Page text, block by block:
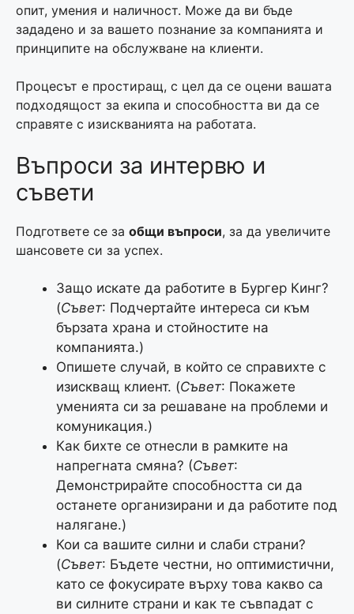
опит, умения и наличност. Може да ви бъде
зададено и за вашето познание за компанията и
принципите на обслужване на клиенти.
Процесът е простиращ, с цел да се оцени вашата
подходящост за екипа и способността ви да се
справяте с изискванията на работата.
Въпроси за интервю и
съвети
Подгответе се за общи въпроси, за да увеличите
шансовете си за успех.
Защо искате да работите в Бургер Кинг?
(Съвет: Подчертайте интереса си към
бързата храна и стойностите на
компанията.)
Опишете случай, в който се справихте с
изискващ клиент. (Съвет: Покажете
уменията си за решаване на проблеми и
комуникация.)
Как бихте се отнесли в рамките на
напрегната смяна? (Съвет:
Демонстрирайте способността си да
останете организирани и да работите под
налягане.)
Кои са вашите силни и слаби страни?
(Съвет: Бъдете честни, но оптимистични,
като се фокусирате върху това какво са
ви силните страни и как те съвпадат с